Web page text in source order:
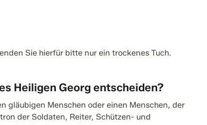
Sie hierfür bitte nur ein trockenes Tuch.
Heiligen Georg entscheiden?
gläubigen Menschen oder einen Menschen, der
der Soldaten, Reiter, Schützen- und